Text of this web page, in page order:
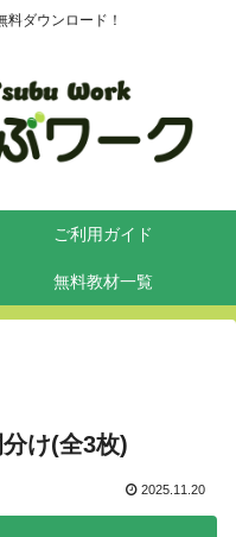
ダウンロード！
ご利用ガイド
無料教材一覧
け(全3枚)
2025.11.20